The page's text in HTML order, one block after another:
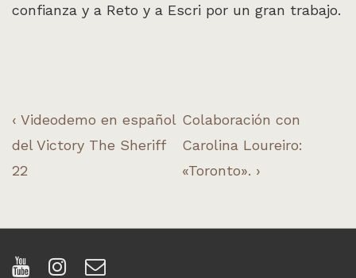
confianza y a Reto y a Escri por un gran trabajo.
Navegación
de
La
entrada
anterior
‹ Videodemo en español
del Victory The Sheriff
22
La
entrada
siguiente
Colaboración con
Carolina Loureiro:
«Toronto». ›